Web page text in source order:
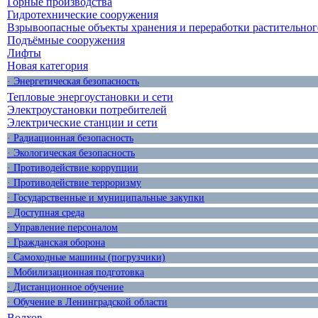
Гидротехнические сооружения
Взрывоопасные объекты хранения и переработки
Подъёмные сооружения
Лифты
Новая категория
· Энергетическая безопасность
Тепловые энергоустановки и сети
Электроустановки потребителей
Электрические станции и сети
· Радиационная безопасность
· Экологическая безопасность
· Противодействие коррупции
· Противодействие терроризму
· Государственные и муниципальные закупки
· Доступная среда
· Управление персоналом
· Гражданская оборона
· Самоходные машины (погрузчики)
· Мобилизационная подготовка
· Дистанционное обучение
· Обучение в Ленинградской области